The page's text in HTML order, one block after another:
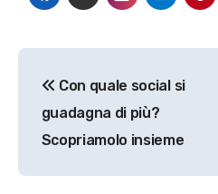
articoli
Con quale social si
guadagna di più?
Scopriamolo insieme